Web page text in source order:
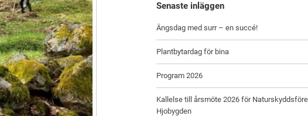
Senaste inläggen
Ängsdag med surr – en succé!
Plantbytardag för bina
Program 2026
Kallelse till årsmöte 2026 för
Hjobygden